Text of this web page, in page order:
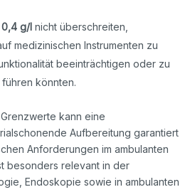
0,4 g/l nicht überschreiten,
medizinischen Instrumenten zu
beeinträchtigen oder zu
könnten.
kann eine
Aufbereitung garantiert
Anforderungen im ambulanten
besonders relevant in der
Endoskopie sowie in ambulanten